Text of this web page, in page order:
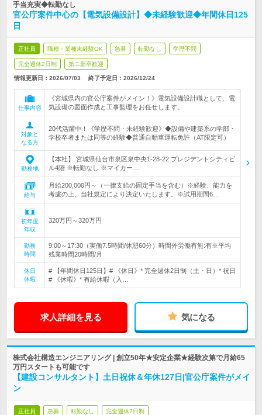
手当充実◆転勤なし
官公庁案件中心の【電気設備設計】◆未経験歓迎◆年間休日125
日
正社員 職種・業種未経験OK 急募 転勤なし 学歴不問
完全週休2日制 第二新卒歓迎
情報更新日：2026/07/03 終了予定日： 2026/12/24
仕事内容
《宮城県内の官公庁案件がメイン！》電気設備設計職として、電
気設備の図面作成と工事監理をお任せします。
対象と
なる方
20代活躍中！《学歴不問・未経験歓迎》◆設備や建築系の学部・
学校卒者または同等の経験◆普通自動車運転免許（AT限定可）
勤務地
【本社】 宮城県仙台市泉区泉中央1-28-22 プレジデントシティビ
ル4階 ※転勤なし ※マイカー…
給与
月給200,000円～（一律支給の固定手当を含む）※経験、能力を
考慮の上、当社規定により決定いたします。※試用期間6…
初年度
年収
320万円～320万円
勤務
時間
9:00～17:30（実働7.5時間/休憩60分）時間外労働有無:有※平均
残業時間20時間/月
休日
休暇
# 【年間休日125日】# 《休日》* 完全週休2日制（土・日）* 祝日
# 《休暇》* 有給休暇（入…
求人詳細を見る 気になる
株式会社構造エンジニアリング | 創立50年★安定企業★経験次第で月給65
万円スタートも可能です
【建設コンサルタント】土日祝休＆年休127日|官公庁案件がメイ
ン
正社員 急募 転勤なし 完全週休2日制